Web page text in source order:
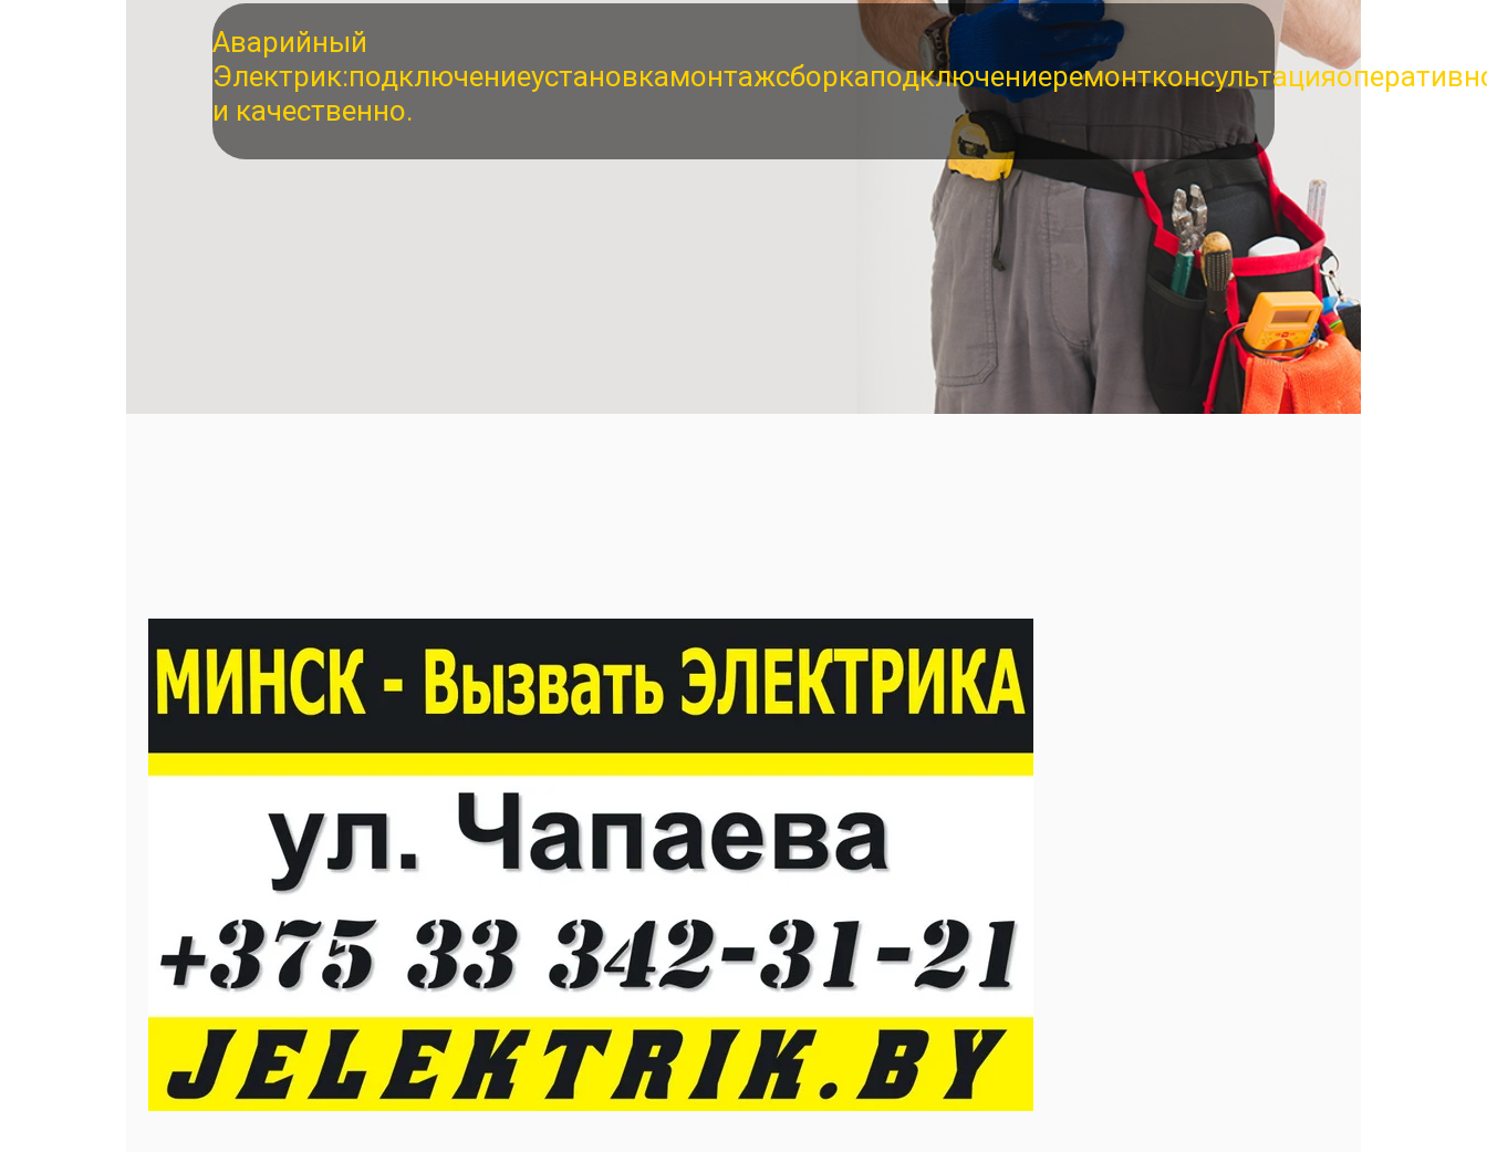
Аварийный
Электрик:подключениеустановкамонтажсборкаподключениеремонтконсультация
и качественно.